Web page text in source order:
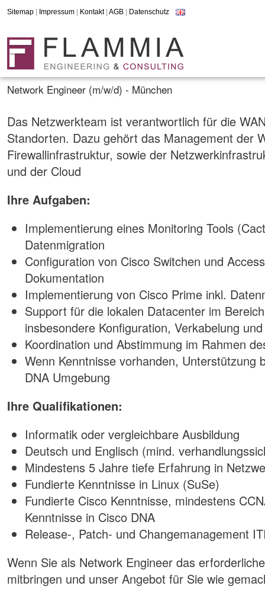
Sitemap Impressum Kontakt| AGB Datenschutz
Network Engineer (m/w/d) - München
Das Netzwerkteam ist verantwortlich für die
Standorten. Dazu gehört das Management der
Firewallinfrastruktur, sowie der
und der Cloud
Ihre Aufgaben:
Implementierung eines Monitoring Tools
Datenmigration
Configuration von Cisco Switchen und
Dokumentation
Implementierung von Cisco Prime inkl.
Support für die lokalen Datacenter im
insbesondere Konfiguration, Verkabelung
Koordination und Abstimmung im Rahmen
Wenn Kenntnisse vorhanden, Unterstützung
DNA Umgebung
Ihre Qualifikationen:
Informatik oder vergleichbare Ausbildung
Deutsch und Englisch (mind.
Mindestens 5 Jahre tiefe Erfahrung in
Fundierte Kenntnisse in Linux (SuSe)
Fundierte Cisco Kenntnisse, mindestens
Kenntnisse in Cisco DNA
Release-, Patch- und Changemanagement
Wenn Sie als Network Engineer das
mitbringen und unser Angebot für Sie wie